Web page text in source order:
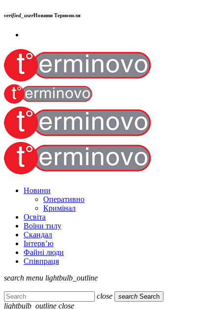
verified_userНовини Тернополя
Новини
Оперативно
Кримінал
Освіта
Воїни тилу
Скандал
Інтерв’ю
Файні люди
Співпраця
search menu lightbulb_outline
close search Search
lightbulb_outline close